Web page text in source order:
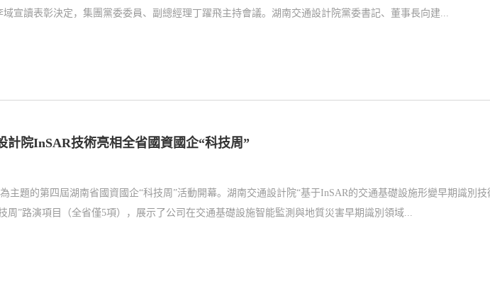
宣讀表彰決定，集團黨委委員、副總經理丁躍飛主持會議。湖南交通設計院黨委書記、董事長向建...
計院InSAR技術亮相全省國資國企“科技周”
主題的第四屆湖南省國資國企“科技周”活動開幕。湖南交通設計院“基于InSAR的交通基礎設施形變早期識別技
周”路演項目（全省僅5項），展示了公司在交通基礎設施智能監測與地質災害早期識別領域...